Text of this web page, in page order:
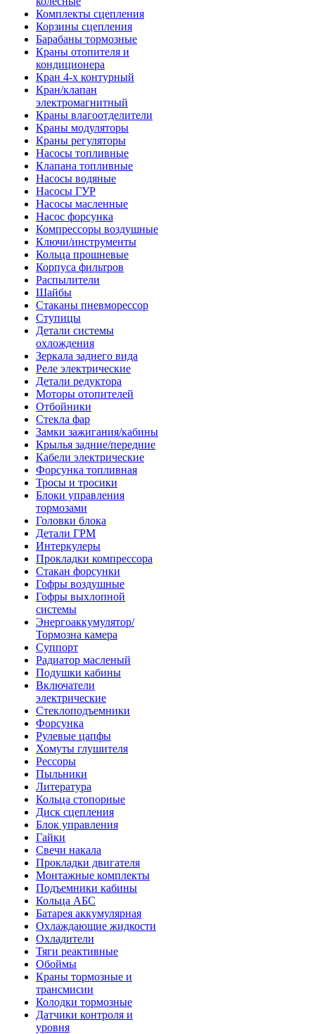
Комплекты сцепления
Корзины сцепления
Барабаны тормозные
Краны отопителя и
кондиционера
Кран 4-х контурный
Кран/клапан
электромагнитный
Краны влагоотделители
Краны модуляторы
Краны регуляторы
Насосы топливные
Клапана топливные
Насосы водяные
Насосы ГУР
Насосы масленные
Насос форсунка
Компрессоры воздушные
Ключи/инструменты
Кольца прошневые
Корпуса фильтров
Распылители
Шайбы
Стаканы пневморессор
Ступицы
Детали системы
охлождения
Зеркала заднего вида
Реле электрические
Детали редуктора
Моторы отопителей
Отбойники
Стекла фар
Замки зажигания/кабины
Крылья задние/передние
Кабели электрические
Форсунка топливная
Тросы и тросики
Блоки управления
тормозами
Головки блока
Детали ГРМ
Интеркулеры
Прокладки компрессора
Стакан форсунки
Гофры воздушные
Гофры выхлопной
системы
Энергоаккумулятор/
Тормозна камера
Суппорт
Радиатор масленый
Подушки кабины
Включатели
электрические
Стеклоподъемники
Форсунка
Рулевые цапфы
Хомуты глушителя
Рессоры
Пыльники
Литература
Кольца стопорные
Диск сцепления
Блок управления
Гайки
Свечи накала
Прокладки двигателя
Монтажные комплекты
Подъемники кабины
Кольца АБС
Батарея аккумулярная
Охлаждающие жидкости
Охладители
Тяги реактивные
Обоймы
Краны тормозные и
трансмисии
Колодки тормозные
Датчики контроля и
уровня